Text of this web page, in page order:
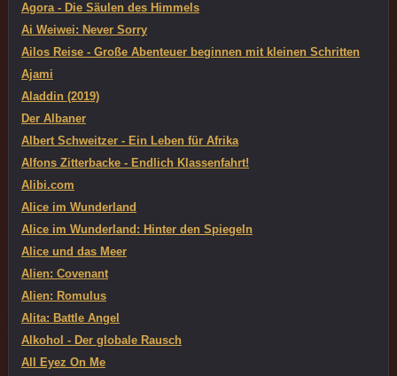
Agora - Die Säulen des Himmels
Ai Weiwei: Never Sorry
Ailos Reise - Große Abenteuer beginnen mit kleinen Schritten
Ajami
Aladdin (2019)
Der Albaner
Albert Schweitzer - Ein Leben für Afrika
Alfons Zitterbacke - Endlich Klassenfahrt!
Alibi.com
Alice im Wunderland
Alice im Wunderland: Hinter den Spiegeln
Alice und das Meer
Alien: Covenant
Alien: Romulus
Alita: Battle Angel
Alkohol - Der globale Rausch
All Eyez On Me